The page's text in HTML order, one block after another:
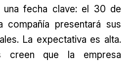
una fecha clave: el 30 de
compañía presentará sus
La expectativa es alta.
creen que la empresa